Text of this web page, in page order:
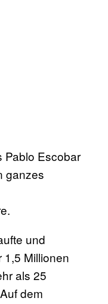
Pablo Escobar
ganzes
und
Millionen
als 25
dem